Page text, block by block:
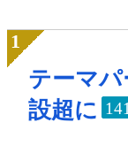
テーマパ
設超に